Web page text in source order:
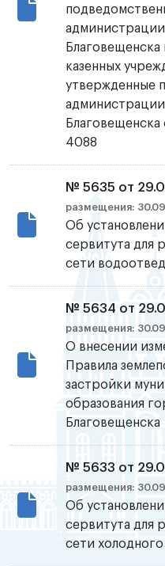
казенных
утвержденные
4088
№ 5635 от
размещения:
Об
сервитута для
сети
№ 5634 от
размещения:
О внесении
Правила
застройки
образования
Благовещенска
№ 5633 от
размещения:
Об
сервитута для
сети